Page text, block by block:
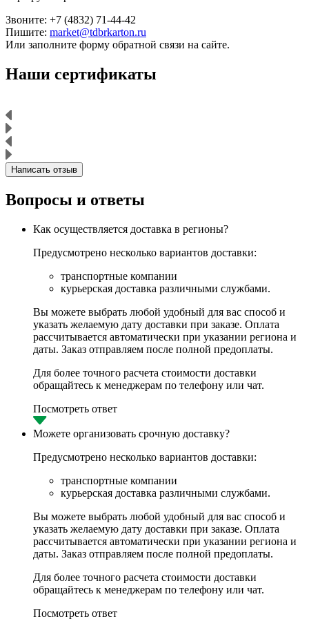
Звоните: +7 (4832) 71-44-42
Пишите: market@tdbrkarton.ru
Или заполните форму обратной связи на сайте.
Наши сертификаты
Написать отзыв
Вопросы и ответы
Как осуществляется доставка в регионы?
Предусмотрено несколько вариантов доставки:
транспортные компании
курьерская доставка различными службами.
Вы можете выбрать любой удобный для вас способ и
указать желаемую дату доставки при заказе. Оплата
рассчитывается автоматически при указании региона и
даты. Заказ отправляем после полной предоплаты.
Для более точного расчета стоимости доставки
обращайтесь к менеджерам по телефону или чат.
Посмотреть ответ
Можете организовать срочную доставку?
Предусмотрено несколько вариантов доставки:
транспортные компании
курьерская доставка различными службами.
Вы можете выбрать любой удобный для вас способ и
указать желаемую дату доставки при заказе. Оплата
рассчитывается автоматически при указании региона и
даты. Заказ отправляем после полной предоплаты.
Для более точного расчета стоимости доставки
обращайтесь к менеджерам по телефону или чат.
Посмотреть ответ